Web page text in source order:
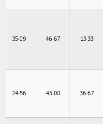
13.33
46.67
35.09
36.67
45.00
24.56